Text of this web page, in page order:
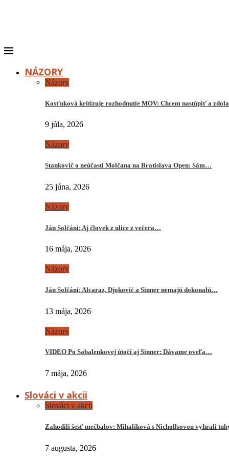
NÁZORY
Názory
Kosťuková kritizuje rozhodnutie MOV: Chcem nastúpiť a
9 júla, 2026
Názory
Stankovič o neúčasti Molčana na Bratislava Open: Sám…
25 júna, 2026
Názory
Ján Solčáni: Aj človek z ulice z večera…
16 mája, 2026
Názory
Ján Solčáni: Alcaraz, Djokovič a Sinner nemajú dokonalú…
13 mája, 2026
Názory
VIDEO Po Sabalenkovej útočí aj Sinner: Dávame oveľa…
7 mája, 2026
Slováci v akcii
Slováci v akcii
Zahodili šesť mečbalov: Mihalíková s Nichollsovou vyhrali
7 augusta, 2026